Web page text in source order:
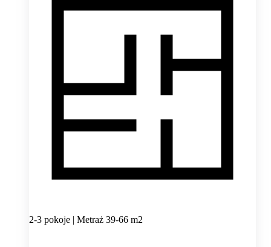
2-3 pokoje | Metraż 39-66 m2